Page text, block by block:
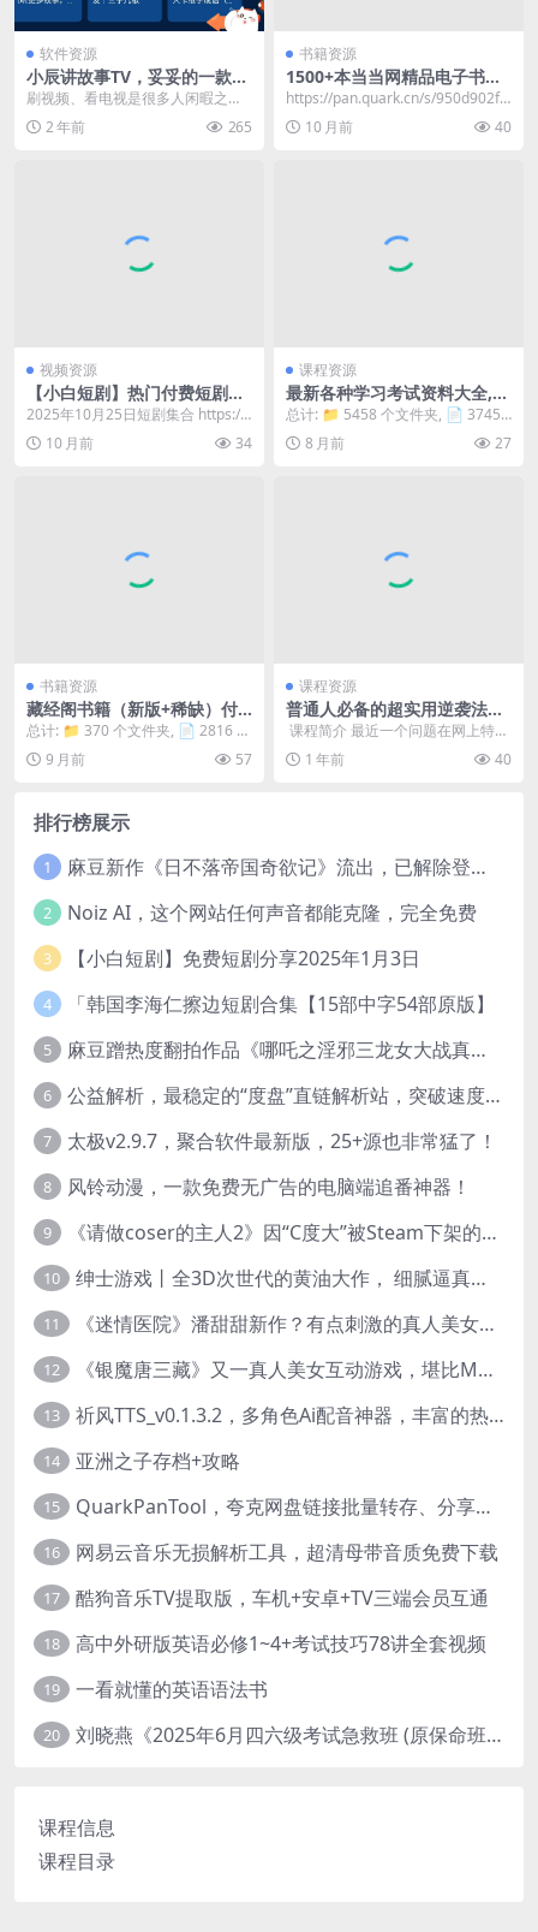
软件资源
小辰讲故事TV，妥妥的一款养
娃辅助小神器
刷视频、看电视是很多人闲暇之余
选择的休闲方式之一。大人还好，
毕竟多年的阅历有了更...
2 年前 265
书籍资源
1500+本当当网精品电子书合
集
https://pan.quark.cn/s/950d902f7
33a​
10 月前 40
视频资源
【小白短剧】热门付费短剧资
源分享2025年10月25日 64部
2025年10月25日短剧集合 https://
pan.quark.cn/s/0...
10 月前 34
课程资源
最新各种学习考试资料大全,很
全
总计: 📁 5458 个文件夹, 📄 37454
个文件 📂 最新各种学习考试资...
8 月前 27
书籍资源
藏经阁书籍（新版+稀缺）付
费文章（星球/专栏/小报童/知
识星球）合集补链 大全
总计: 📁 370 个文件夹, 📄 2816 个
文件 📂 无水印版藏经阁书籍和无...
9 月前 57
课程资源
普通人必备的超实用逆袭法，
实现人生跃迁
​ 课程简介 最近一个问题在网上特别
火：“穷人”和“富人”之间最大的差距
是什么？...
1 年前 40
排行榜展示
1 麻豆新作《日不落帝国奇欲记》流出，已解除登录验证！
2 Noiz AI，这个网站任何声音都能克隆，完全免费
3 【小白短剧】免费短剧分享2025年1月3日
4 「韩国李海仁擦边短剧合集【15部中字54部原版】
5 麻豆蹭热度翻拍作品《哪吒之淫邪三龙女大战真阳魔童》 已上线
6 公益解析，最稳定的“度盘”直链解析站，突破速度限制
7 太极v2.9.7，聚合软件最新版，25+源也非常猛了！
8 风铃动漫，一款免费无广告的电脑端追番神器！
9 《请做coser的主人2》因“C度大”被Steam下架的真人美女互动游戏！
10 绅士游戏丨全3D次世代的黄油大作， 细腻逼真的双人互动狂想曲！
11 《迷情医院》潘甜甜新作？有点刺激的真人美女互动游戏
12 《银魔唐三藏》又一真人美女互动游戏，堪比M豆！
13 祈风TTS_v0.1.3.2，多角色Ai配音神器，丰富的热门音色
14 亚洲之子存档+攻略
15 QuarkPanTool，夸克网盘链接批量转存、分享和下载工具
16 网易云音乐无损解析工具，超清母带音质免费下载
17 酷狗音乐TV提取版，车机+安卓+TV三端会员互通
18 高中外研版英语必修1~4+考试技巧78讲全套视频
19 一看就懂的英语语法书
20 刘晓燕《2025年6月四六级考试急救班 (原保命班) 》(四级完结+六级写译、阅读)
课程信息
课程目录